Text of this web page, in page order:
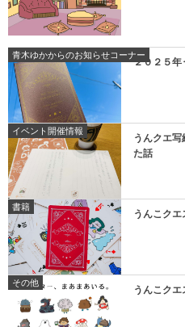
青木ゆかからのお知らせコーナー
２０２５年
イベント開催情報
うんクエ
た話
書籍
うんこク
その他
うんこク